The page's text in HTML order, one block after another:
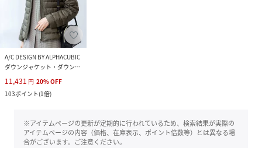
A/C DESIGN BY ALPHACUBIC
ダウンジャケット・ダウンベスト
11,431 円 20%OFF
103ポイント(1倍)
※アイテムページの更新が定期的に行われているため、検索結果が実際の
アイテムページの内容（価格、在庫表示、ポイント倍数等）とは異なる場
合がございます。ご注意ください。